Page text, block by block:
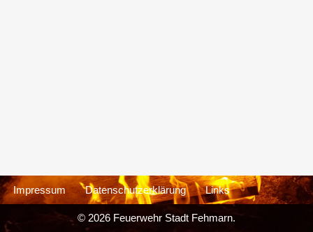
Impressum Datenschutzerklärung Links
© 2026 Feuerwehr Stadt Fehmarn.